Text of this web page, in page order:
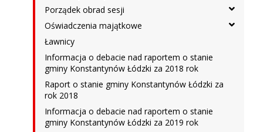
Porządek obrad sesji
Oświadczenia majątkowe
Ławnicy
Informacja o debacie nad raportem o stanie
gminy Konstantynów Łódzki za 2018 rok
Raport o stanie gminy Konstantynów Łódzki za
rok 2018
Informacja o debacie nad raportem o stanie
gminy Konstantynów Łódzki za 2019 rok